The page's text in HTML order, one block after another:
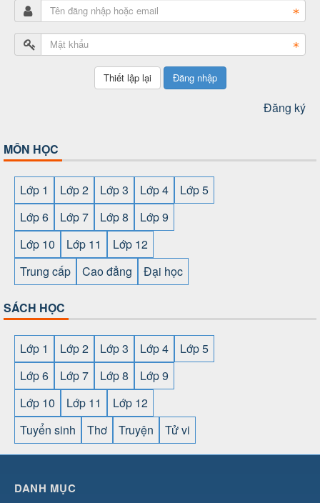
Đăng nhập
Đăng ký
MÔN HỌC
Lớp 1 Lớp 2 Lớp 3 Lớp 4
Lớp 5
Lớp 6
Lớp 7 Lớp 8
Lớp 9
Lớp 10
Lớp 11
Lớp 12
Trung cấp
Cao đẳng Đại học
SÁCH HỌC
Lớp 1 Lớp 2 Lớp 3 Lớp 4
Lớp 5
Lớp 6
Lớp 7 Lớp 8
Lớp 9
Lớp 10
Lớp 11
Lớp 12
Tuyển sinh
Thơ Truyện Tử vi
cái OPEN88⇔
DANH MỤC